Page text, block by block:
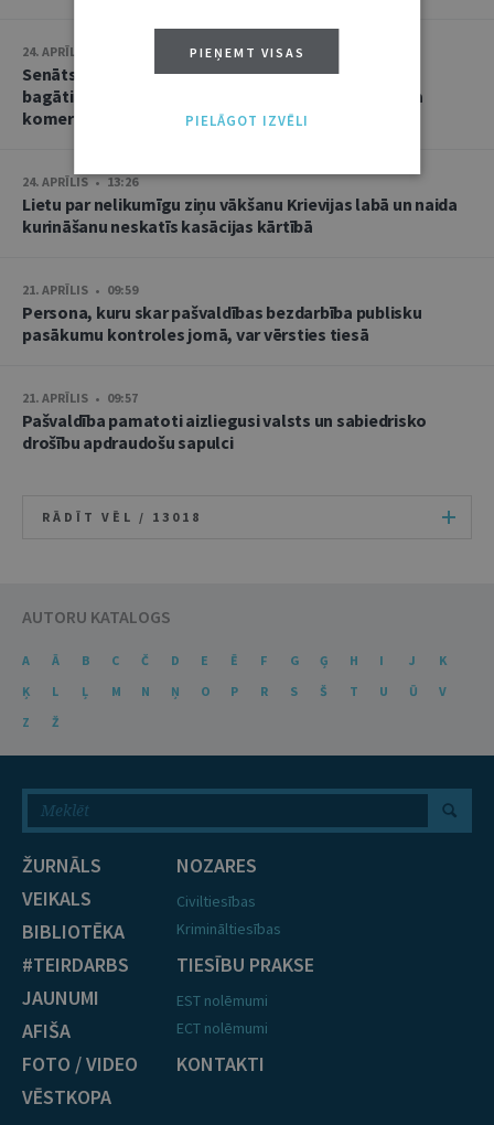
24. APRĪLIS • 13:27
Senāts: nav pamata apšaubīt slēdzienu, ka uztura
bagātinātāju reklamēšana izpaudusies kā negodīga
komercprakse
24. APRĪLIS • 13:26
Lietu par nelikumīgu ziņu vākšanu Krievijas labā un naida
kurināšanu neskatīs kasācijas kārtībā
21. APRĪLIS • 09:59
Persona, kuru skar pašvaldības bezdarbība publisku
pasākumu kontroles jomā, var vērsties tiesā
21. APRĪLIS • 09:57
Pašvaldība pamatoti aizliegusi valsts un sabiedrisko
drošību apdraudošu sapulci
RĀDĪT VĒL / 13018
AUTORU KATALOGS
A Ā B C Č D E Ē F G Ģ H I J
K
Ķ
L Ļ M N Ņ O P R S Š T U Ū
V
Z
Ž
ŽURNĀLS
VEIKALS
BIBLIOTĒKA
#TEIRDARBS
JAUNUMI
AFIŠA
FOTO / VIDEO
VĒSTKOPA
NOZARES
Civiltiesības
Krimināltiesības
TIESĪBU PRAKSE
EST nolēmumi
ECT nolēmumi
KONTAKTI
PIEŅEMT VISAS
PIELĀGOT IZVĒLI